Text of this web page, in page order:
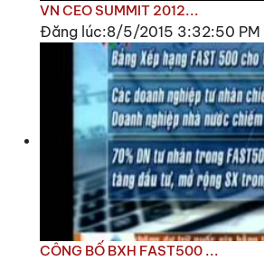
VN CEO SUMMIT 2012...
Đăng lúc:8/5/2015 3:32:50 PM
CÔNG BỐ BXH FAST500 ...